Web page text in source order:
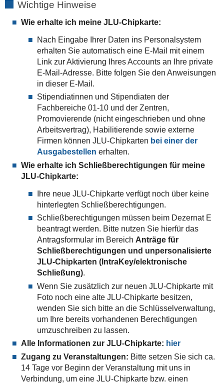
Wichtige Hinweise
Wie erhalte ich meine JLU-Chipkarte:
Nach Eingabe Ihrer Daten ins Personalsystem
erhalten Sie automatisch eine E-Mail mit einem
Link zur Aktivierung Ihres Accounts an Ihre private
E-Mail-Adresse. Bitte folgen Sie den Anweisungen
in dieser E-Mail.
Stipendiatinnen und Stipendiaten der
Fachbereiche 01-10 und der Zentren,
Promovierende (nicht eingeschrieben und ohne
Arbeitsvertrag), Habilitierende sowie externe
Firmen können JLU-Chipkarten bei einer der
Ausgabestellen erhalten.
Wie erhalte ich Schließberechtigungen für meine
JLU-Chipkarte:
Ihre neue JLU-Chipkarte verfügt noch über keine
hinterlegten Schließberechtigungen.
Schließberechtigungen müssen beim Dezernat E
beantragt werden. Bitte nutzen Sie hierfür das
Antragsformular im Bereich Anträge für
Schließberechtigungen und unpersonalisierte
JLU-Chipkarten (IntraKey/elektronische
Schließung).
Wenn Sie zusätzlich zur neuen JLU-Chipkarte mit
Foto noch eine alte JLU-Chipkarte besitzen,
wenden Sie sich bitte an die Schlüsselverwaltung,
um Ihre bereits vorhandenen Berechtigungen
umzuschreiben zu lassen.
Alle Informationen zur JLU-Chipkarte: hier
Zugang zu Veranstaltungen: Bitte setzen Sie sich ca.
14 Tage vor Beginn der Veranstaltung mit uns in
Verbindung, um eine JLU-Chipkarte bzw. einen